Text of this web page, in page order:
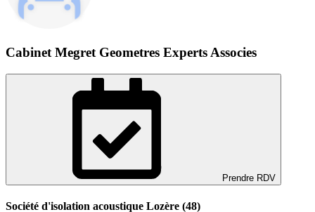
Cabinet Megret Geometres Experts Associes
Prendre RDV
Société d'isolation acoustique Lozère (48)